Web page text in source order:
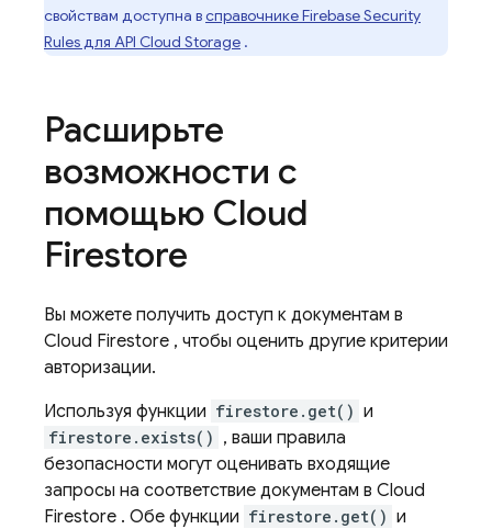
свойствам доступна всправочникеFirebase Security
Rulesдля API Cloud Storage .
Расширьте
возможности с
помощью Cloud
Firestore
Вы можете получить доступ к документам в
Cloud Firestore , чтобы оценить другие критерии
авторизации.
Используя функции firestore.get() и
firestore.exists() , ваши правила
безопасности могут оценивать входящие
запросы на соответствие документам в Cloud
Firestore . Обе функции firestore.get() и